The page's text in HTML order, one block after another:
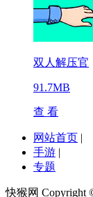
双人解压官
91.7MB
查 看
网站首页 |
手游 |
专题
快猴网 Copyright